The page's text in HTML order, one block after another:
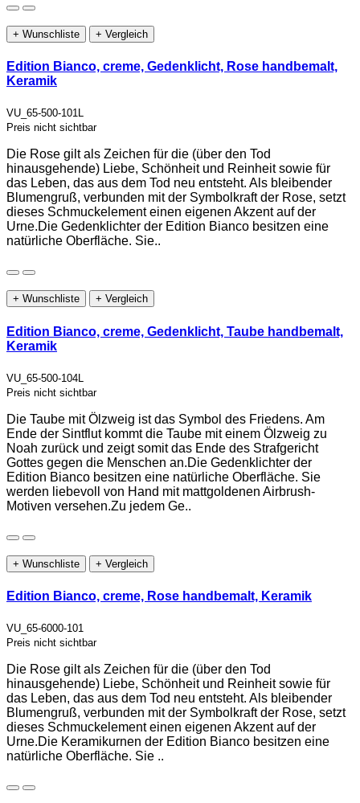
+ Wunschliste + Vergleich
Edition Bianco, creme, Gedenklicht, Rose handbemalt,
Keramik
VU_65-500-101L
Preis nicht sichtbar
Die Rose gilt als Zeichen für die (über den Tod
hinausgehende) Liebe, Schönheit und Reinheit sowie für
das Leben, das aus dem Tod neu entsteht. Als bleibender
Blumengruß, verbunden mit der Symbolkraft der Rose, setzt
dieses Schmuckelement einen eigenen Akzent auf der
Urne.Die Gedenklichter der Edition Bianco besitzen eine
natürliche Oberfläche. Sie..
+ Wunschliste + Vergleich
Edition Bianco, creme, Gedenklicht, Taube handbemalt,
Keramik
VU_65-500-104L
Preis nicht sichtbar
Die Taube mit Ölzweig ist das Symbol des Friedens. Am
Ende der Sintflut kommt die Taube mit einem Ölzweig zu
Noah zurück und zeigt somit das Ende des Strafgericht
Gottes gegen die Menschen an.Die Gedenklichter der
Edition Bianco besitzen eine natürliche Oberfläche. Sie
werden liebevoll von Hand mit mattgoldenen Airbrush-
Motiven versehen.Zu jedem Ge..
+ Wunschliste + Vergleich
Edition Bianco, creme, Rose handbemalt, Keramik
VU_65-6000-101
Preis nicht sichtbar
Die Rose gilt als Zeichen für die (über den Tod
hinausgehende) Liebe, Schönheit und Reinheit sowie für
das Leben, das aus dem Tod neu entsteht. Als bleibender
Blumengruß, verbunden mit der Symbolkraft der Rose, setzt
dieses Schmuckelement einen eigenen Akzent auf der
Urne.Die Keramikurnen der Edition Bianco besitzen eine
natürliche Oberfläche. Sie ..